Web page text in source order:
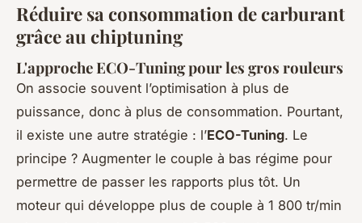
Réduire sa consommation de carburant
grâce au chiptuning
L'approche ECO-Tuning pour les gros rouleurs
On associe souvent l’optimisation à plus de
puissance, donc à plus de consommation. Pourtant,
il existe une autre stratégie : l’ECO-Tuning. Le
principe ? Augmenter le couple à bas régime pour
permettre de passer les rapports plus tôt. Un
moteur qui développe plus de couple à 1 800 tr/min